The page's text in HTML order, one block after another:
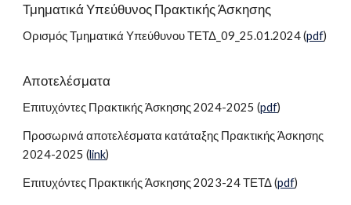
Τμηματικά Υπεύθυνος Πρακτικής Άσκησης
Ορισμός Τμηματικά ΥπεύθυνουΤΕΤΔ_09_25.01.2024(pdf)
Αποτελέσματα
Επιτυχόντες Πρακτικής Άσκησης 2024-2025 (pdf)
Προσωρινά αποτελέσματα κατάταξης Πρακτικής Άσκησης
2024-2025 (link)
Επιτυχόντες Πρακτικής Άσκησης 2023-24 ΤΕΤΔ (pdf)